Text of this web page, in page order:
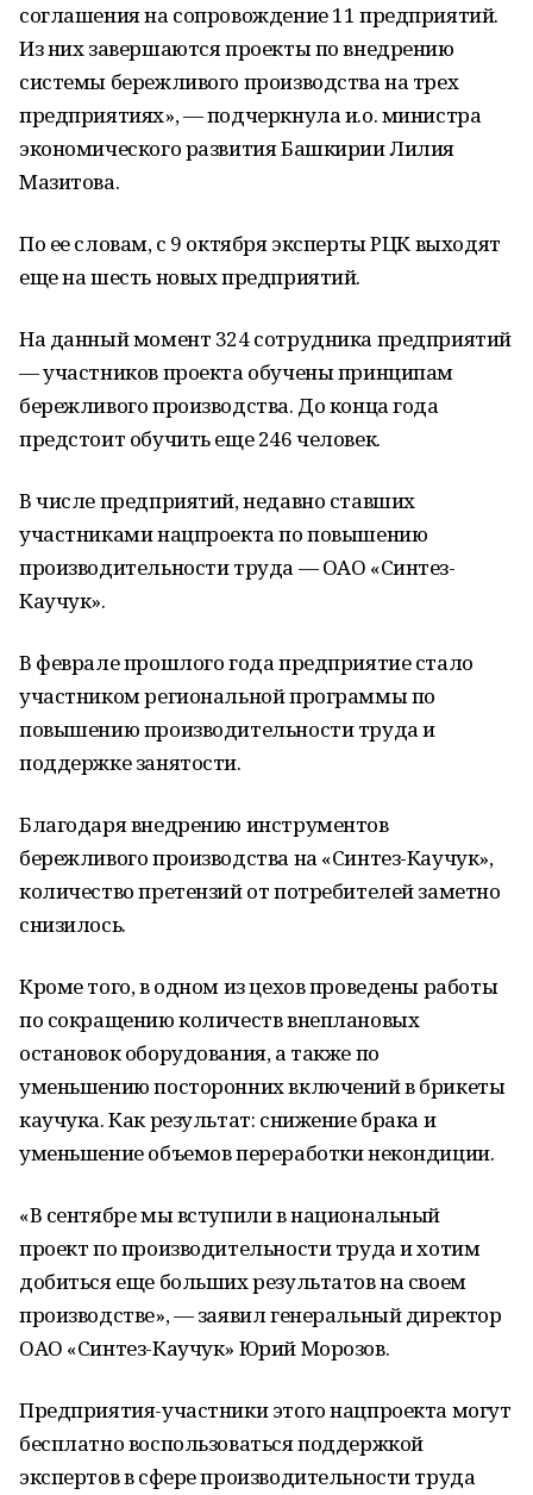
соглашения на сопровождение 11 предприятий.
Из них завершаются проекты по внедрению
системы бережливого производства на трех
предприятиях», — подчеркнула и.о. министра
экономического развития Башкирии Лилия
Мазитова.
По ее словам, с 9 октября эксперты РЦК выходят
еще на шесть новых предприятий.
На данный момент 324 сотрудника предприятий
— участников проекта обучены принципам
бережливого производства. До конца года
предстоит обучить еще 246 человек.
В числе предприятий, недавно ставших
участниками нацпроекта по повышению
производительности труда — ОАО «Синтез-
Каучук».
В феврале прошлого года предприятие стало
участником региональной программы по
повышению производительности труда и
поддержке занятости.
Благодаря внедрению инструментов
бережливого производства на «Синтез-Каучук»,
количество претензий от потребителей заметно
снизилось.
Кроме того, в одном из цехов проведены работы
по сокращению количеств внеплановых
остановок оборудования, а также по
уменьшению посторонних включений в брикеты
каучука. Как результат: снижение брака и
уменьшение объемов переработки некондиции.
«В сентябре мы вступили в национальный
проект по производительности труда и хотим
добиться еще больших результатов на своем
производстве», — заявил генеральный директор
ОАО «Синтез-Каучук» Юрий Морозов.
Предприятия-участники этого нацпроекта могут
бесплатно воспользоваться поддержкой
экспертов в сфере производительности труда